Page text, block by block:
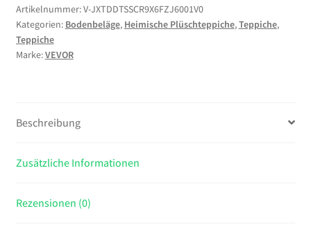
mm,
kuscheliger
Wohnzimmerteppich,
20
für
Innenbereich
Wohnzimmer,
Artikelnummer:V-JXTDDTSSCR9X6FZJ6001V0
Kategorien: Bodenbeläge, Heimische Plüschteppiche,Teppiche,
Teppiche
Marke:VEVOR
Beschreibung
Zusätzliche Informationen
Rezensionen (0)